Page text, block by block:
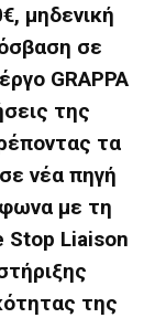
μηδενική
σε
GRAPPA
της
τα
νέα πηγή
με τη
Stop Liaison
της